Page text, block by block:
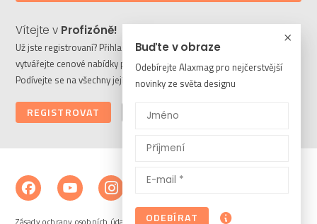
Buďte v obraze
Odebírejte Alaxmag pro nejčerstvější
novinky ze světa designu
ODEBÍRAT
Vítejte v Profizóně!
Už jste registrovaní? Přihlaste se a stahujte potřebné soubory či
vytvářejte cenové nabídky pro vaše klienty. Ještě nejste členem?
Podívejte se na všechny její výhody a registrujte se ještě dnes.
REGISTROVAT PŘIHLÁSIT
Zásady ochrany osobních údajů a cookies